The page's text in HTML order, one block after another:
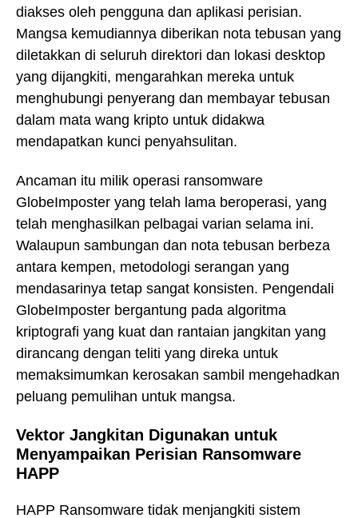
diakses oleh pengguna dan aplikasi perisian.
Mangsa kemudiannya diberikan nota tebusan yang
diletakkan di seluruh direktori dan lokasi desktop
yang dijangkiti, mengarahkan mereka untuk
menghubungi penyerang dan membayar tebusan
dalam mata wang kripto untuk didakwa
mendapatkan kunci penyahsulitan.
Ancaman itu milik operasi ransomware
GlobeImposter yang telah lama beroperasi, yang
telah menghasilkan pelbagai varian selama ini.
Walaupun sambungan dan nota tebusan berbeza
antara kempen, metodologi serangan yang
mendasarinya tetap sangat konsisten. Pengendali
GlobeImposter bergantung pada algoritma
kriptografi yang kuat dan rantaian jangkitan yang
dirancang dengan teliti yang direka untuk
memaksimumkan kerosakan sambil mengehadkan
peluang pemulihan untuk mangsa.
Vektor Jangkitan Digunakan untuk
Menyampaikan Perisian Ransomware
HAPP
HAPP Ransomware tidak menjangkiti sistem